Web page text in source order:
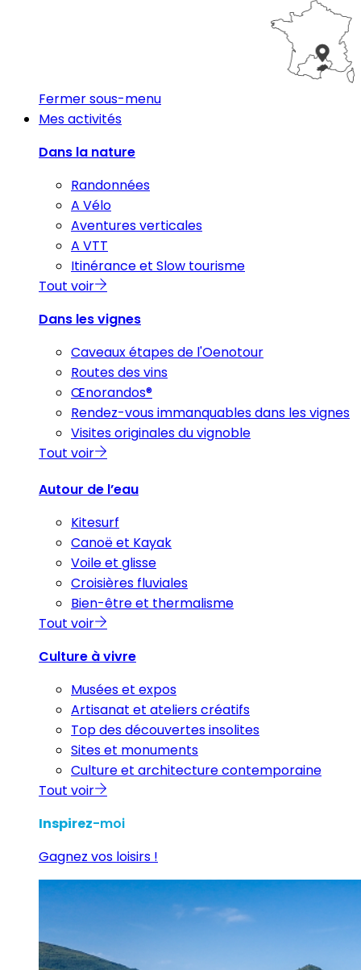
Fermer sous-menu
Mes activités
Dans la nature
Randonnées
A Vélo
Aventures verticales
A VTT
Itinérance et Slow tourisme
Tout voir
Dans les vignes
Caveaux étapes de l'Oenotour
Routes des vins
Œnorandos®
Rendez-vous immanquables dans les vignes
Visites originales du vignoble
Tout voir
Autour de l’eau
Kitesurf
Canoë et Kayak
Voile et glisse
Croisières fluviales
Bien-être et thermalisme
Tout voir
Culture à vivre
Musées et expos
Artisanat et ateliers créatifs
Top des découvertes insolites
Sites et monuments
Culture et architecture contemporaine
Tout voir
Inspirez-moi
Gagnez vos loisirs !